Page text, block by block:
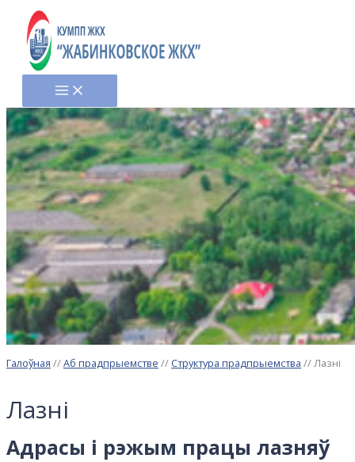
Перайсці
змесціва
Main
Menu
Галоўная //Аб прадпрыемстве // Структура прадпрыемства //Лазні
Лазні
Адрасы і рэжым працы лазняў